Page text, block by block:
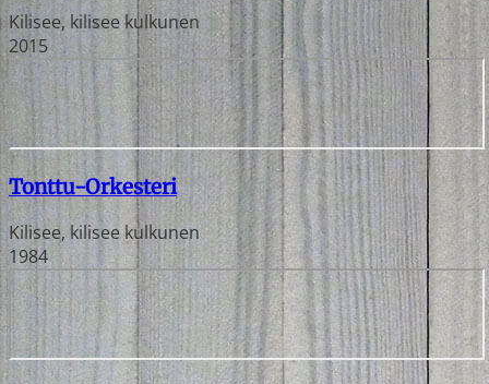
Kilisee, kilisee kulkunen
2015
Tonttu-Orkesteri
Kilisee, kilisee kulkunen
1984